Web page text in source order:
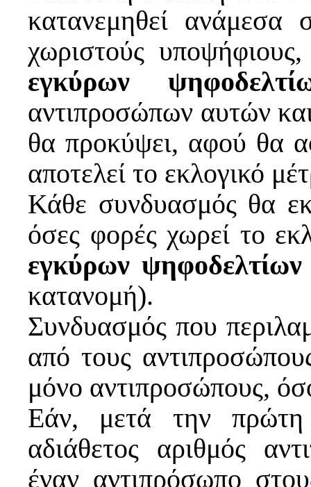
κατανεμηθεί ανάμεσα
χωριστούς
εγκύρων
αντιπροσώπων αυτών
θα προκύψει, αφού θα
αποτελεί το εκλογικό
Κάθε συνδυασμός θα
όσες φορές χωρεί το
εγκύρων ψηφοδελτίων
κατανομή).
Συνδυασμός που
από τους
μόνο αντιπροσώπους,
Εάν, μετά την πρώτη
αδιάθετος αριθμός
έναν αντιπρόσωπο